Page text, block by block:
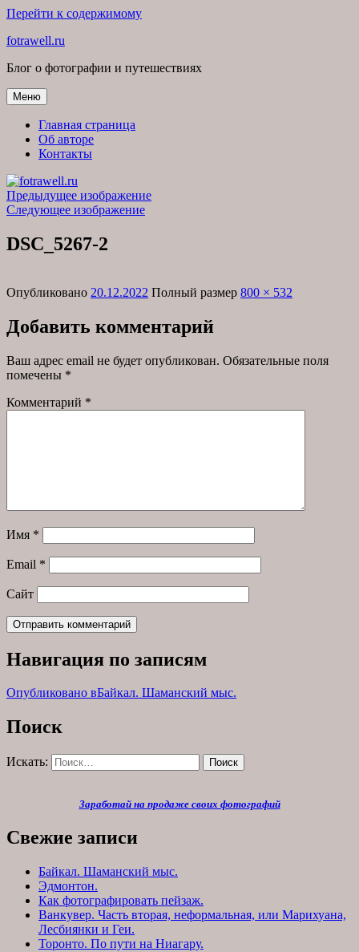
Перейти к содержимому
fotrawell.ru
Блог о фотографии и путешествиях
Меню
Главная страница
Об авторе
Контакты
Предыдущее изображение
Следующее изображение
DSC_5267-2
Опубликовано 20.12.2022 Полный размер 800 × 532
Добавить комментарий
Ваш адрес email не будет опубликован. Обязательные поля
помечены *
Комментарий *
Имя *
Email *
Сайт
Навигация по записям
Опубликовано вБайкал. Шаманский мыс.
Поиск
Искать: Поиск
Заработай на продаже своих фотографий
Свежие записи
Байкал. Шаманский мыс.
Эдмонтон.
Как фотографировать пейзаж.
Ванкувер. Часть вторая, неформальная, или Марихуана,
Лесбиянки и Геи.
Торонто. По пути на Ниагару.